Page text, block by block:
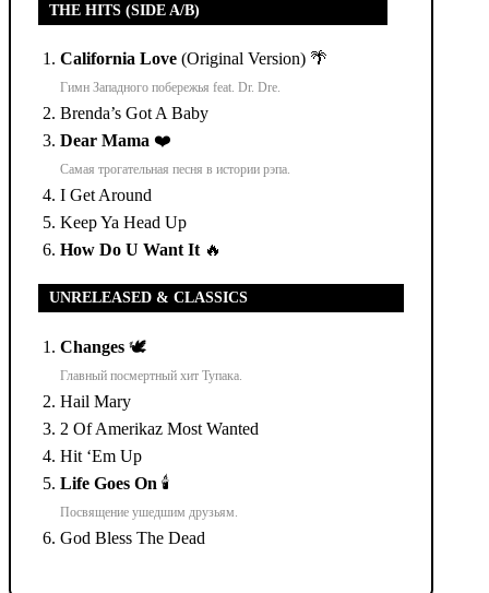
THE HITS (SIDE A/B)
California Love (Original Version) 🌴
Гимн Западного побережья feat. Dr. Dre.
Brenda’s Got A Baby
Dear Mama ❤️
Самая трогательная песня в истории рэпа.
I Get Around
Keep Ya Head Up
How Do U Want It🔥
UNRELEASED & CLASSICS
Changes 🕊️
Главный посмертный хит Тупака.
Hail Mary
2 Of Amerikaz Most Wanted
Hit ‘Em Up
Life Goes On 🕯️
Посвящение ушедшим друзьям.
God Bless The Dead